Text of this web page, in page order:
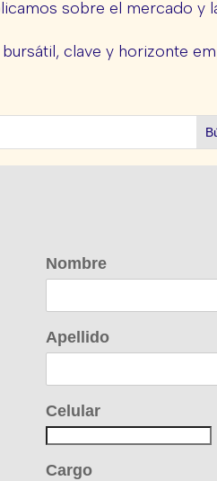
sobre el mercado y
clave y horizonte
Nombre
Apellido
Celular
Cargo